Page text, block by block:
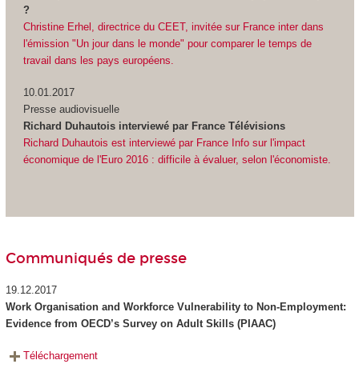
?
Christine Erhel, directrice du CEET, invitée sur France inter dans
l'émission "Un jour dans le monde" pour comparer le temps de
travail dans les pays européens.
10.01.2017
Presse audiovisuelle
Richard Duhautois interviewé par France Télévisions
Richard Duhautois est interviewé par France Info sur l'impact
économique de l'Euro 2016 : difficile à évaluer, selon l'économiste.
Communiqués de presse
19.12.2017
Work Organisation and Workforce Vulnerability to Non-Employment:
Evidence from OECD’s Survey on Adult Skills (PIAAC)
Téléchargement